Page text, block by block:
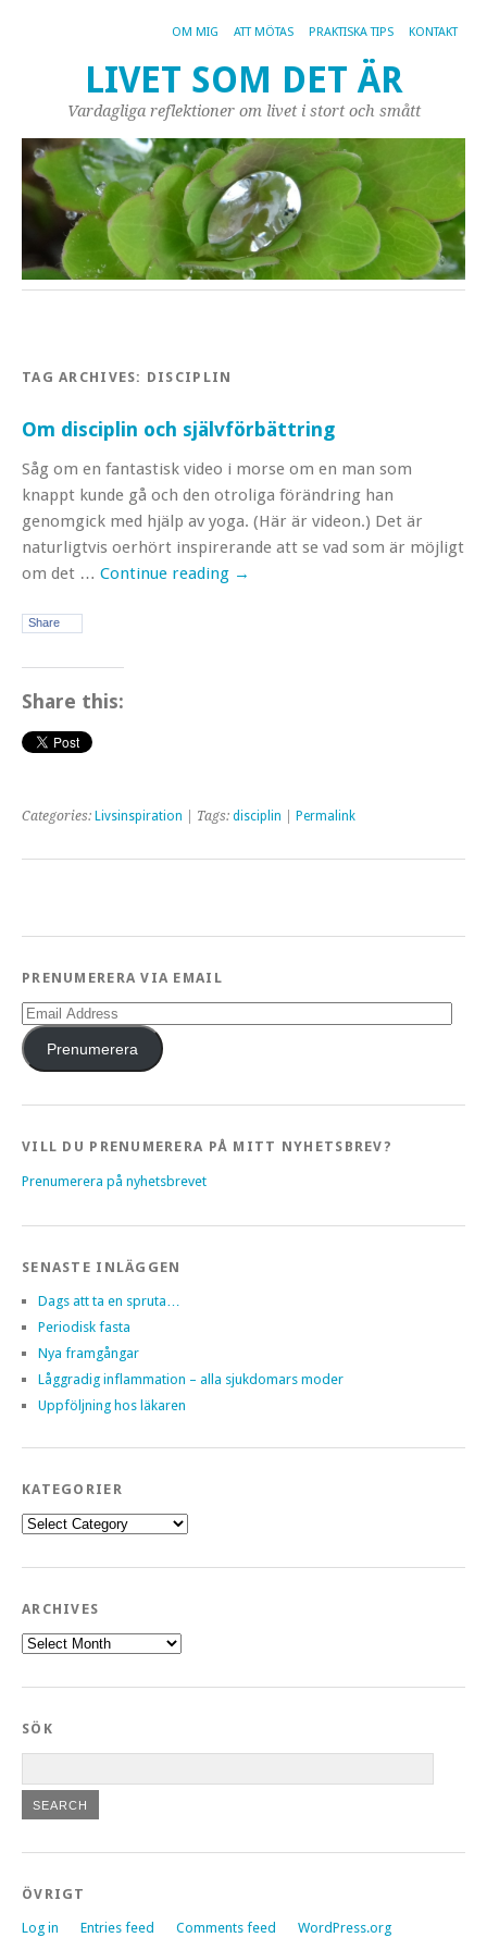
OM MIG ATT MÖTAS PRAKTISKA TIPS KONTAKT
LIVET SOM DET ÄR
Vardagliga reflektioner om livet i stort och smått
TAG ARCHIVES: DISCIPLIN
Om disciplin och självförbättring
Såg om en fantastisk video i morse om en man som
knappt kunde gå och den otroliga förändring han
genomgick med hjälp av yoga. (Här är videon.) Det är
naturligtvis oerhört inspirerande att se vad som är möjligt
om det … Continue reading →
Share
Share this:
Categories: Livsinspiration | Tags: disciplin Permalink
PRENUMERERA VIA EMAIL
Email
Address
Prenumerera
VILL DU PRENUMERERA PÅ MITT NYHETSBREV?
Prenumerera på nyhetsbrevet
SENASTE INLÄGGEN
Dags att ta en spruta…
Periodisk fasta
Nya framgångar
Låggradig inflammation – alla sjukdomars moder
Uppföljning hos läkaren
KATEGORIER
Kategorier
ARCHIVES
Archives
SÖK
ÖVRIGT
Log in Entries feed Comments feed WordPress.org